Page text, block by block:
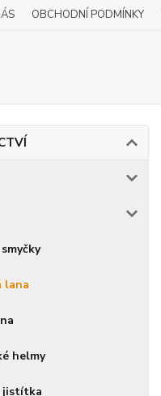
OBCHODNÍ PODMÍNKY
lana
helmy
jistítka